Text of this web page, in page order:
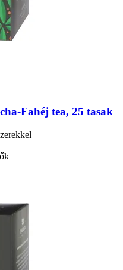
​Fahéj tea, 25 tasak